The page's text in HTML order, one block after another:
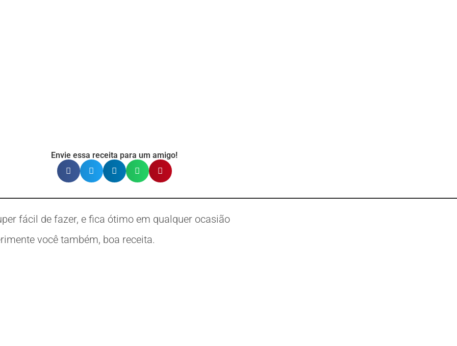
Envie essa receita para um amigo!
fácil de fazer, e fica ótimo em qualquer ocasião
você também, boa receita.